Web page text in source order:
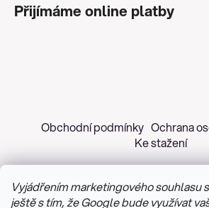
Vyjádřením marketingového souhlasu
ještě s tím, že Google bude využívat
Přijímáme online platby
Obchodní podmínky Ochrana
Ke stažení